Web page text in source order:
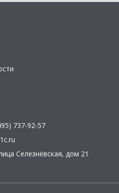
737-92-57
Селезнёвская, дом 21